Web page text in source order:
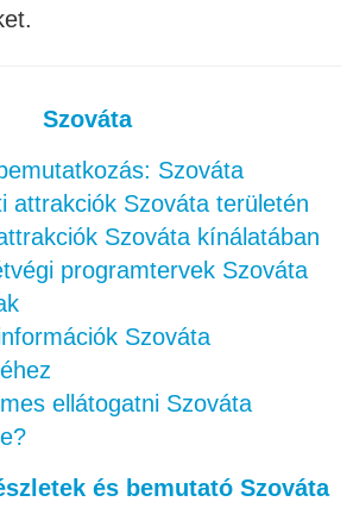
Szováta
Szováta
attrakciók Szováta területén
Szováta kínálatában
programtervek Szováta
Szováta
ellátogatni Szováta
és bemutató Szováta